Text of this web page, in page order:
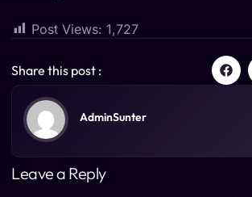
Post Views: 1,727
Share this post :
AdminSunter
Leave a Reply